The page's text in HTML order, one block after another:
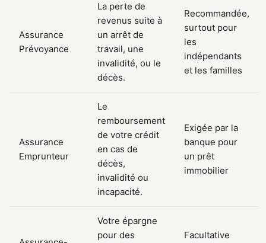
Assurance
Prévoyance
La perte de
revenus suite à
un arrêt de
travail, une
invalidité, ou le
décès.
Recommandée,
surtout pour
les
indépendants
et les familles
Assurance
Emprunteur
Le
remboursement
de votre crédit
en cas de
décès,
invalidité ou
incapacité.
Exigée par la
banque pour
un prêt
immobilier
Votre épargne
pour des
Facultative